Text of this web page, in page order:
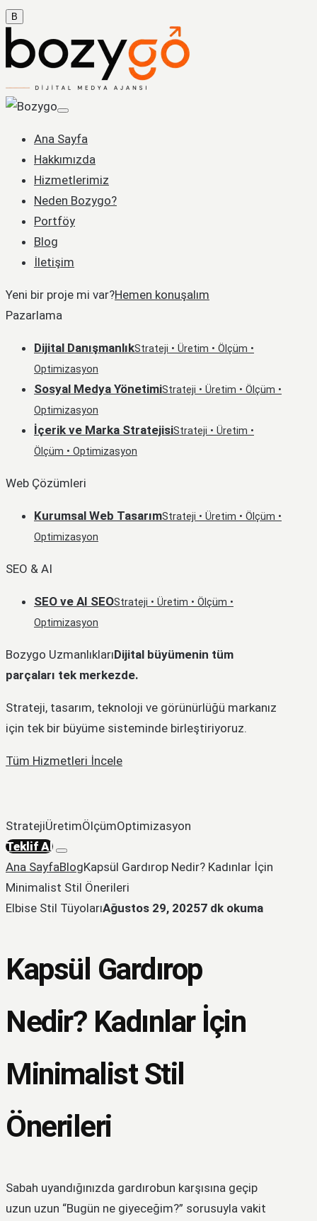
B
Ana Sayfa
Hakkımızda
Hizmetlerimiz
Neden Bozygo?
Portföy
Blog
İletişim
Yeni bir proje mi var?Hemen konuşalım
Pazarlama
Dijital DanışmanlıkStrateji • Üretim • Ölçüm •
Optimizasyon
Sosyal Medya YönetimiStrateji • Üretim • Ölçüm •
Optimizasyon
İçerik ve Marka StratejisiStrateji • Üretim •
Ölçüm • Optimizasyon
Web Çözümleri
Kurumsal Web TasarımStrateji • Üretim • Ölçüm •
Optimizasyon
SEO & AI
SEO ve AI SEOStrateji • Üretim • Ölçüm •
Optimizasyon
Bozygo UzmanlıklarıDijital büyümenin tüm
parçaları tek merkezde.
Strateji, tasarım, teknoloji ve görünürlüğü markanız
için tek bir büyüme sisteminde birleştiriyoruz.
Tüm Hizmetleri İncele
StratejiÜretimÖlçümOptimizasyon
Teklif Al
Ana SayfaBlogKapsül Gardırop Nedir? Kadınlar İçin
Minimalist Stil Önerileri
Elbise Stil TüyolarıAğustos 29, 20257 dk okuma
Kapsül Gardırop
Nedir? Kadınlar İçin
Minimalist Stil
Önerileri
Sabah uyandığınızda gardırobun karşısına geçip
uzun uzun “Bugün ne giyeceğim?” sorusuyla vakit